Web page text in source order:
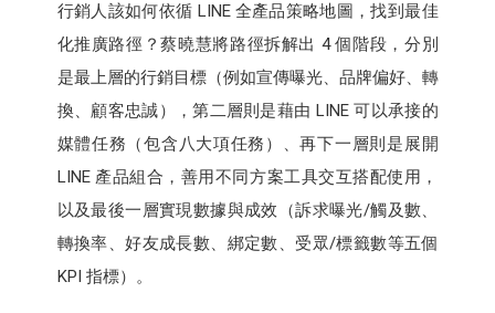
行銷人該如何依循 LINE 全產品策略地圖，找到最佳
化推廣路徑？蔡曉慧將路徑拆解出 4 個階段，分別
是最上層的行銷目標（例如宣傳曝光、品牌偏好、轉
換、顧客忠誠），第二層則是藉由 LINE 可以承接的
媒體任務（包含八大項任務）、再下一層則是展開
LINE 產品組合，善用不同方案工具交互搭配使用，
以及最後一層實現數據與成效（訴求曝光/觸及數、
轉換率、好友成長數、綁定數、受眾/標籤數等五個
KPI 指標）。